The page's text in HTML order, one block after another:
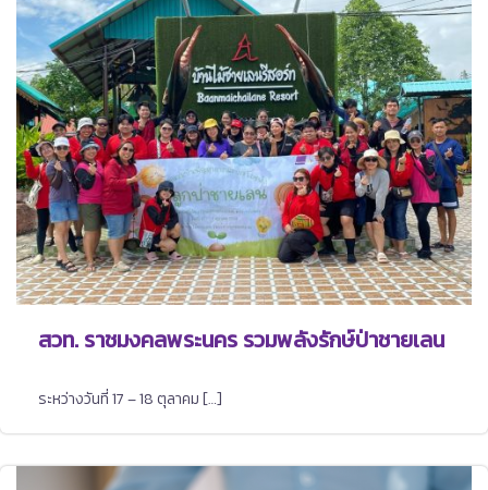
สวท. ราชมงคลพระนคร รวมพลังรักษ์ป่าชายเลน
ระหว่างวันที่ 17 – 18 ตุลาคม […]